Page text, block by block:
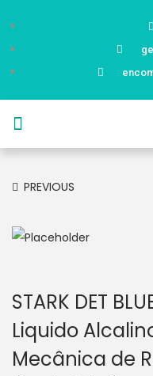
PREVIOUS
STARK DET
Liquido
Mecânica de